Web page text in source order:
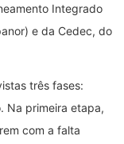
Integrado
e da Cedec, do
três fases:
Na primeira etapa,
com a falta